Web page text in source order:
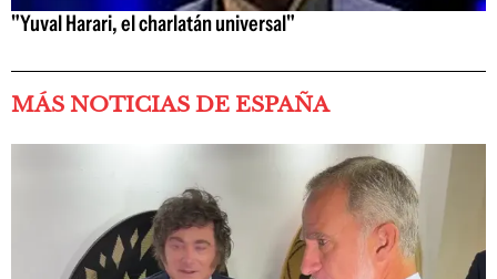
"Yuval Harari, el charlatán universal"
MÁS NOTICIAS DE ESPAÑA